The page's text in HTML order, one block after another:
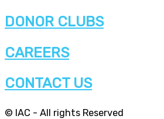
DONOR CLUBS
CAREERS
CONTACT US
© IAC - All rights Reserved